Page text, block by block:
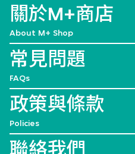
關於M+商店
About M+ Shop
常見問題
FAQs
政策與條款
Policies
聯絡我們